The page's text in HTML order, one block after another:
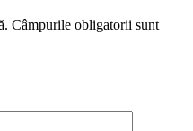
Câmpurile obligatorii sunt